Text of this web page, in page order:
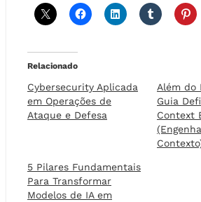
Relacionado
Cybersecurity Aplicada
em Operações de
Ataque e Defesa
Além do
Guia
Context
5 Pilares Fundamentais
Para Transformar
Modelos de IA em